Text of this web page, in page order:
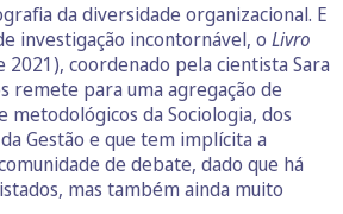
da diversidade organizacional. E
investigação incontornável, o Livro
2021), coordenado pela cientista Sara
remete para uma agregação de
da Sociologia, dos
Gestão e que tem implícita a
de debate, dado que há
mas também ainda muito